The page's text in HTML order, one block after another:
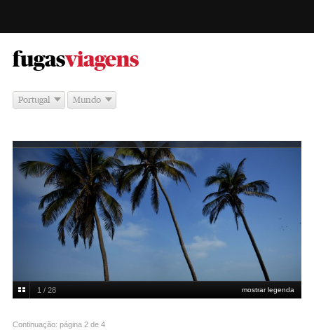
fugas -
viagens
Portugal Mundo
Paulo Pimenta
mostrar legenda
1 / 28
Continuação: página 2 de 4